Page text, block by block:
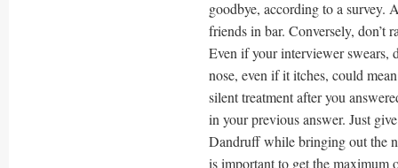
goodbye, according to a survey.
friends in bar. Conversely, don’t
Even if your interviewer swears,
nose, even if it itches, could
silent treatment after you
in your previous answer. Just
Dandruff while bringing out the
is important to get the maximum